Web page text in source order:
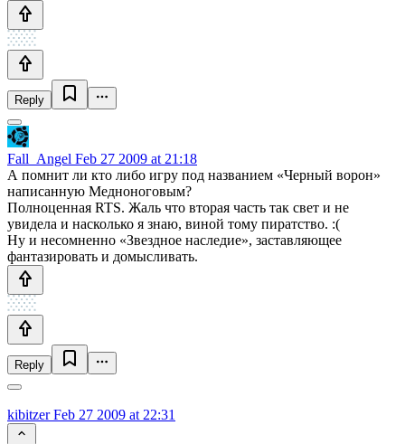
Reply
Fall_Angel Feb 27 2009 at 21:18
А помнит ли кто либо игру под названием «Черный ворон»
написанную Медноноговым?
Полноценная RTS. Жаль что вторая часть так свет и не
увидела и насколько я знаю, виной тому пиратство. :(
Ну и несомненно «Звездное наследие», заставляющее
фантазировать и домысливать.
Reply
kibitzerFeb 27 2009 at 22:31